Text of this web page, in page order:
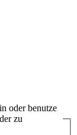
oder benutze
zu